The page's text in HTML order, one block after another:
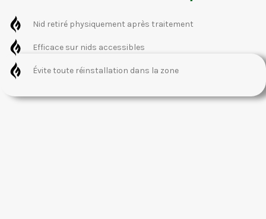
Nid retiré physiquement après traitement
Efficace sur nids accessibles
Évite toute réinstallation dans la zone